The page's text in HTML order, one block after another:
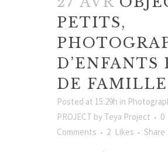
PETITS,
D’ENFANTS
DE
Posted at 15:29h in
PROJECT by Teya Project
0
Comments
2 Likes Share